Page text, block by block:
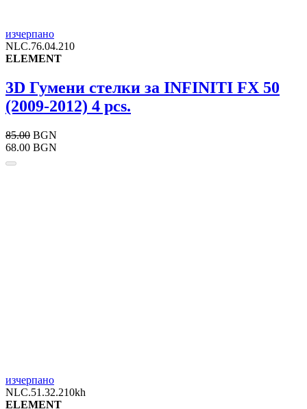
изчерпано
NLC.76.04.210
ELEMENT
3D Гумени стелки за INFINITI FX 50
(2009-2012) 4 pcs.
85.00 BGN
68.00 BGN
изчерпано
NLC.51.32.210kh
ELEMENT